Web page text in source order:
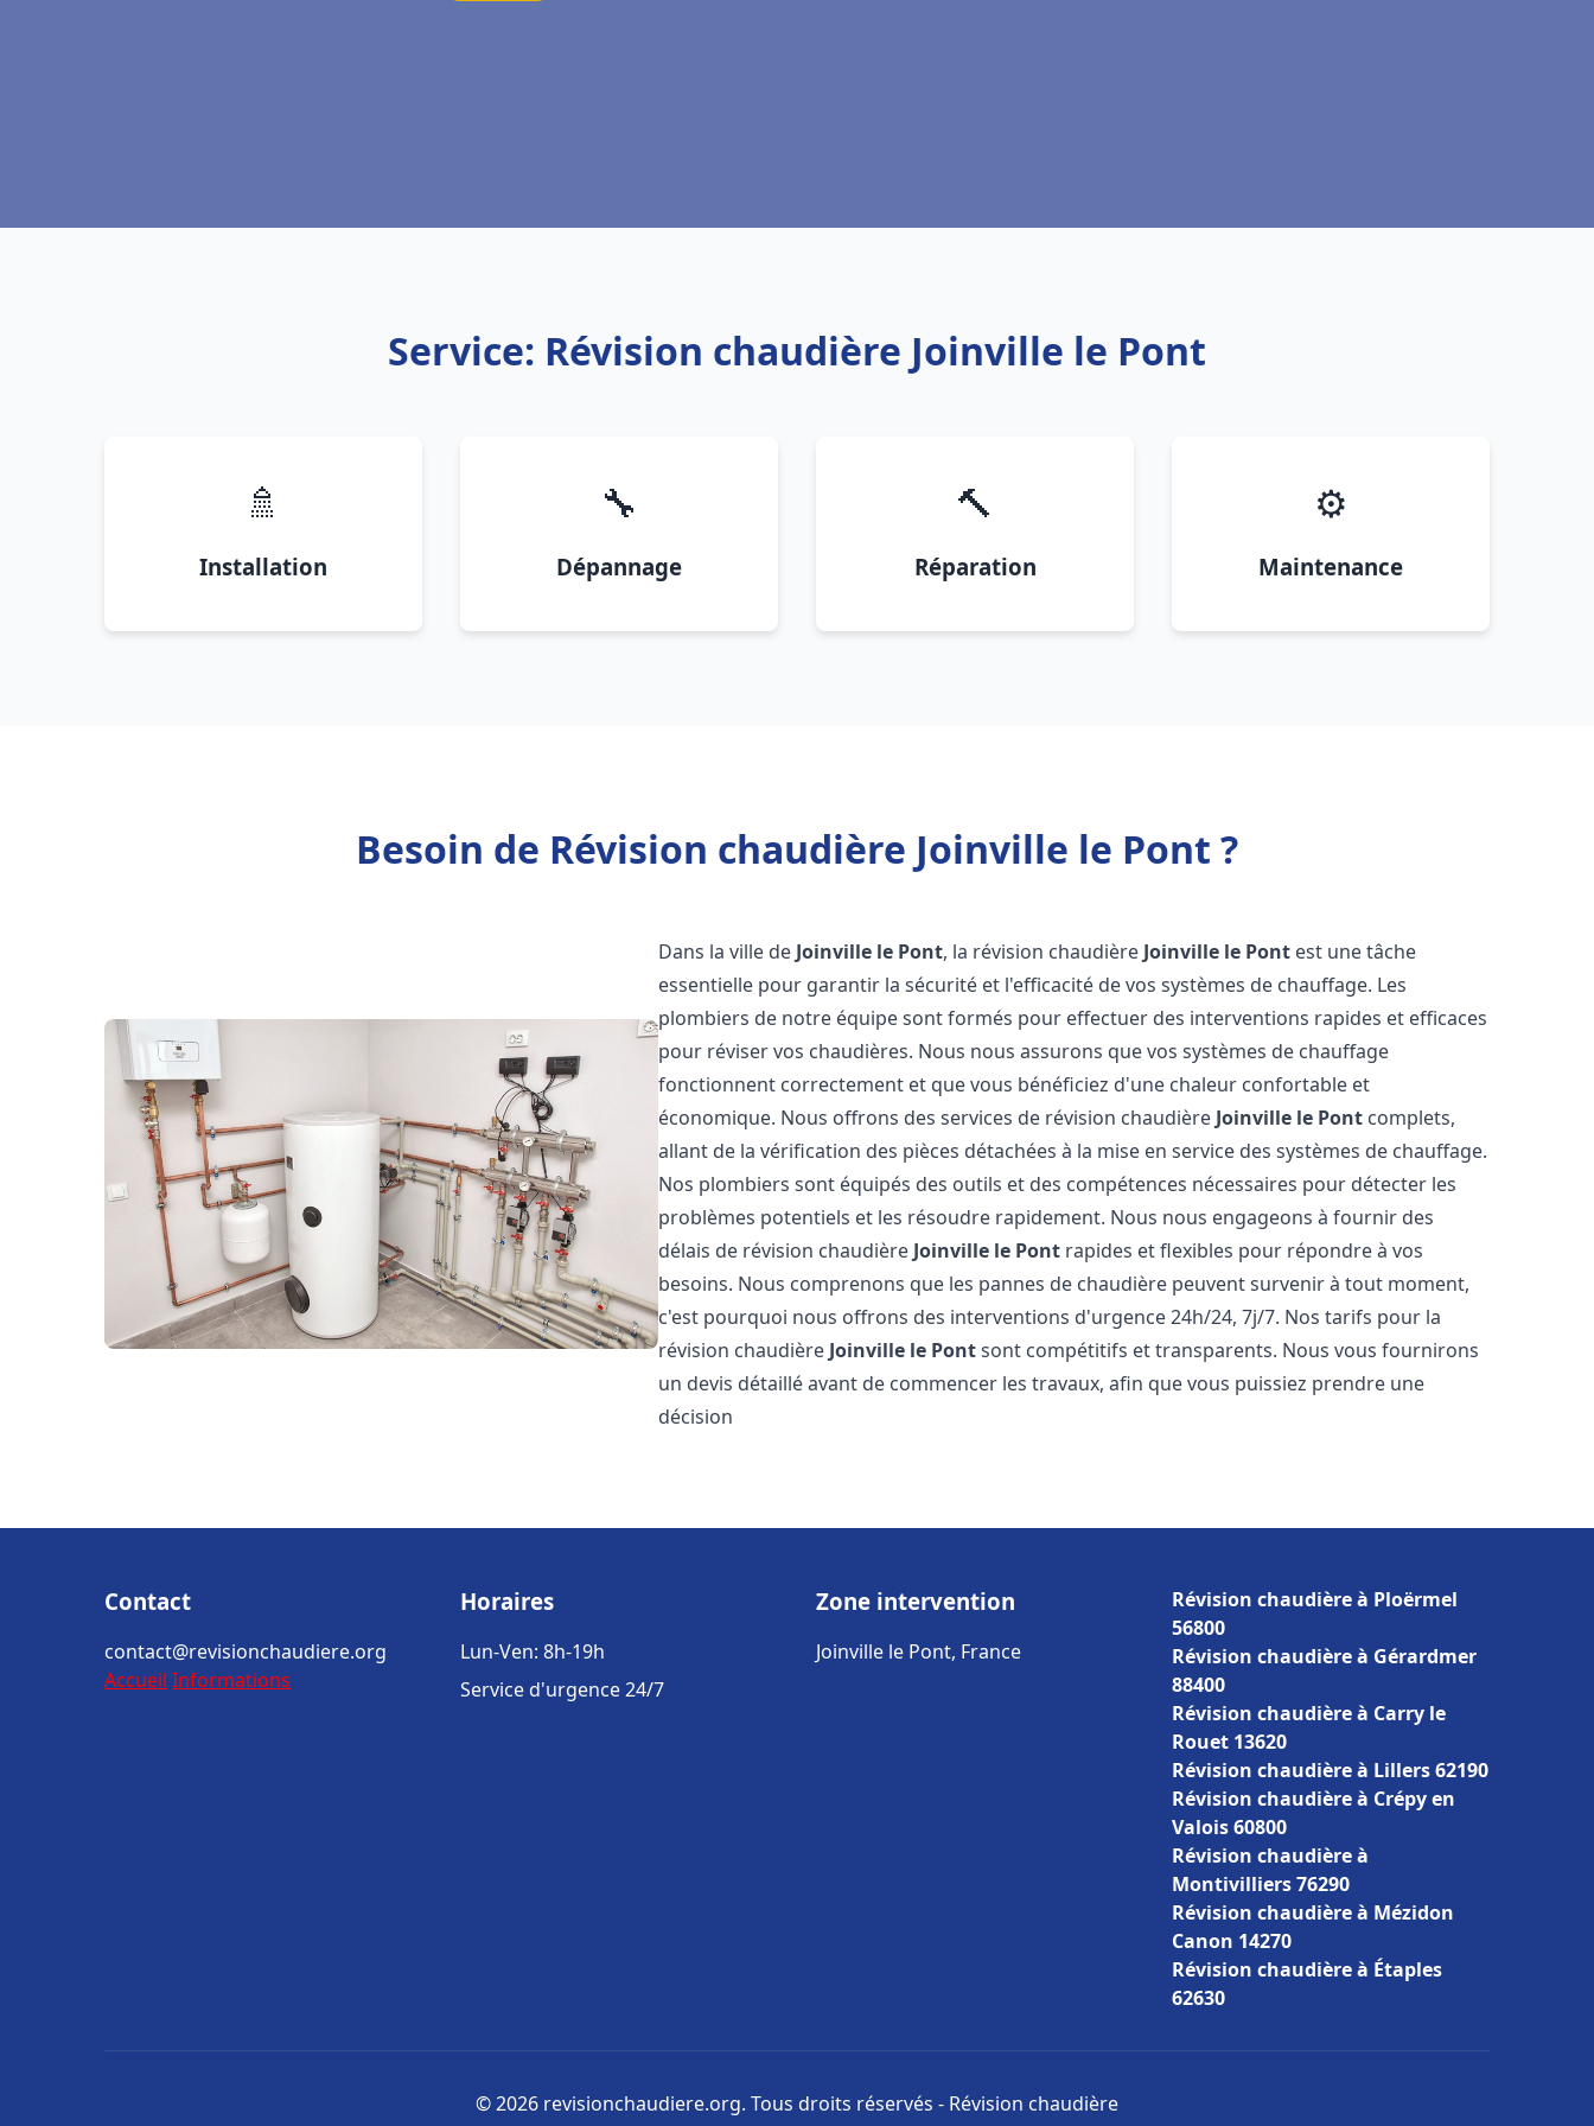
Service: Révision chaudière Joinville le Pont
🚿
Installation
🔧
Dépannage
🔨
Réparation
⚙️
Maintenance
Besoin de Révision chaudière Joinville le Pont ?
Dans la ville de Joinville le Pont, la révision chaudière Joinville le Pont est une tâche
essentielle pour garantir la sécurité et l'efficacité de vos systèmes de chauffage. Les
plombiers de notre équipe sont formés pour effectuer des interventions rapides et efficaces
pour réviser vos chaudières. Nous nous assurons que vos systèmes de chauffage
fonctionnent correctement et que vous bénéficiez d'une chaleur confortable et
économique. Nous offrons des services de révision chaudière Joinville le Pont complets,
allant de la vérification des pièces détachées à la mise en service des systèmes de chauffage.
Nos plombiers sont équipés des outils et des compétences nécessaires pour détecter les
problèmes potentiels et les résoudre rapidement. Nous nous engageons à fournir des
délais de révision chaudière Joinville le Pont rapides et flexibles pour répondre à vos
besoins. Nous comprenons que les pannes de chaudière peuvent survenir à tout moment,
c'est pourquoi nous offrons des interventions d'urgence 24h/24, 7j/7. Nos tarifs pour la
révision chaudière Joinville le Pontsont compétitifs et transparents. Nous vous fournirons
un devis détaillé avant de commencer les travaux, afin que vous puissiez prendre une
décision
Contact
contact@revisionchaudiere.org
Accueil Informations
Horaires
Lun-Ven: 8h-19h
Service d'urgence 24/7
Zone intervention
Joinville le Pont, France
Révision chaudière à Ploërmel
56800
Révision chaudière à Gérardmer
88400
Révision chaudière à Carry le
Rouet 13620
Révision chaudière à Lillers 62190
Révision chaudière à Crépy en
Valois 60800
Révision chaudière à
Montivilliers 76290
Révision chaudière à Mézidon
Canon 14270
Révision chaudière à Étaples
62630
© 2026 revisionchaudiere.org. Tous droits réservés - Révision chaudière